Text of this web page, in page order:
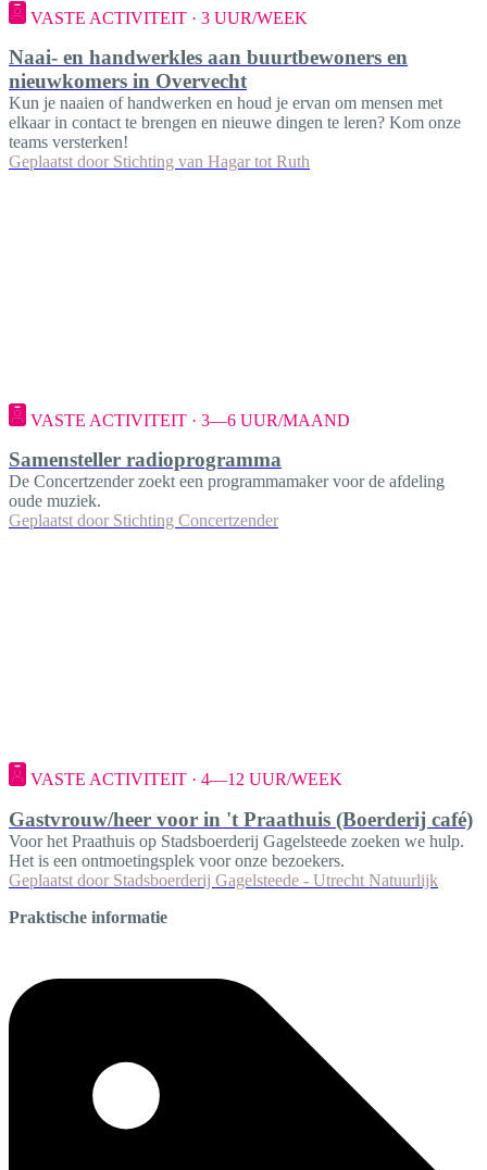
VASTE ACTIVITEIT · 3 UUR/WEEK
Naai- en handwerkles aan buurtbewoners en
nieuwkomers in Overvecht
Kun je naaien of handwerken en houd je ervan om mensen met
elkaar in contact te brengen en nieuwe dingen te leren? Kom onze
teams versterken!
Geplaatst door Stichting van Hagar tot Ruth
VASTE ACTIVITEIT · 3—6 UUR/MAAND
Samensteller radioprogramma
De Concertzender zoekt een programmamaker voor de afdeling
oude muziek.
Geplaatst door Stichting Concertzender
VASTE ACTIVITEIT · 4—12 UUR/WEEK
Gastvrouw/heer voor in 't Praathuis (Boerderij café)
Voor het Praathuis op Stadsboerderij Gagelsteede zoeken we hulp.
Het is een ontmoetingsplek voor onze bezoekers.
Geplaatst door Stadsboerderij Gagelsteede - Utrecht Natuurlijk
Praktische informatie